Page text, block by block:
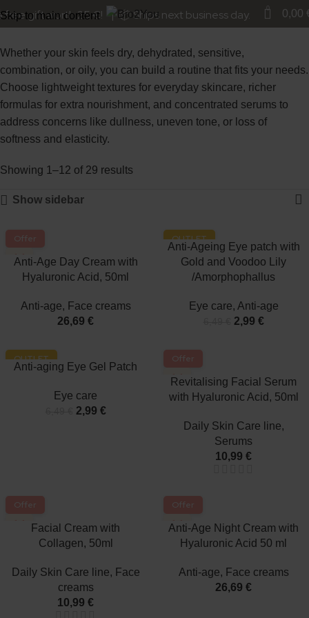
Skip to main content
gift worth 25 €! | 📦 Ships next business day. 0 0,00
Skincare
Whether your skin feels dry, dehydrated, sensitive,
combination, or oily, you can build a routine that fits your needs.
Choose lightweight textures for everyday skincare, richer
formulas for extra nourishment, and concentrated serums to
address concerns like dullness, uneven tone, or loss of
softness and elasticity.
Showing 1–12 of 29 results
Show sidebar
Offer
1+1
Anti-Age Day Cream with
Hyaluronic Acid, 50ml
Anti-age, Face creams
26,69 €
OUTLET
-54%
Anti-Ageing Eye patch with
Gold and Voodoo Lily
/Amorphophallus
Eye care, Anti-age
2,99 €
OUTLET
Anti-aging Eye Gel Patch
Eye care
2,99 €
Offer
1+1
Revitalising Facial Serum
with Hyaluronic Acid, 50ml
Daily Skin Care line,
Serums
10,99 €
Offer
1+1
Facial Cream with
Collagen, 50ml
Daily Skin Care line, Face
creams
10,99 €
Offer
1+1
Anti-Age Night Cream with
Hyaluronic Acid 50 ml
Anti-age, Face creams
26,69 €